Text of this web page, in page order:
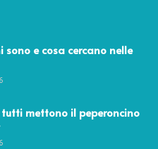
sono e cosa cercano nelle
tutti mettono il peperoncino